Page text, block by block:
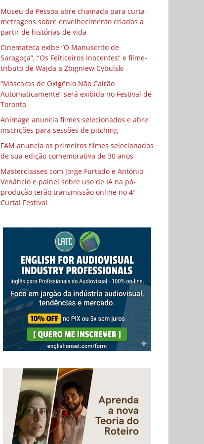
Museu da Pessoa abre chamada para curta-
metragens sobre envelhecimento criados a
partir de histórias de vida
Cinemateca exibe “O Manuscrito de
Saragoça”, “Os Feiticeiros Inocentes” e filme-
tributo de Wajda a Zbigniew Cybulski
“Máscaras de Oxigênio Não Cairão
Automaticamente” será exibida no Festival de
Toronto
Animage anuncia filmes selecionados e abre
inscrições para sessões de pitching
FAM anuncia os primeiros filmes selecionados
de sua edição comemorativa de 30 anos
Masterclasses com Jorge Furtado e Antônio
Venâncio e painel sobre uso de IA na pó-
produção terão transmissão online no 4º
Curta! Festival